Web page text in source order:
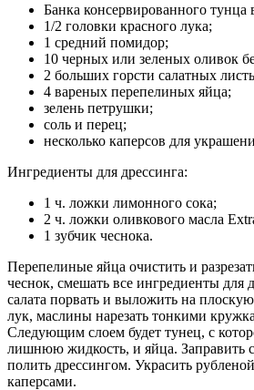
Банка консервированного тунца
1/2 головки красного лука;
1 средний помидор;
10 черных или зеленых оливок
2 больших горсти салатных
4 вареных перепелиных яйца;
зелень петрушки;
соль и перец;
несколько каперсов для
Ингредиенты для дрессинга:
1 ч. ложки лимонного сока;
2 ч. ложки оливкового масла
1 зубчик чеснока.
Перепелиные яйца очистить и
чеснок, смешать все ингредиенты для
салата порвать и выложить на
лук, маслины нарезать тонкими
Следующим слоем будет тунец, с
лишнюю жидкость, и яйца. Заправить
полить дрессингом. Украсить
каперсами.